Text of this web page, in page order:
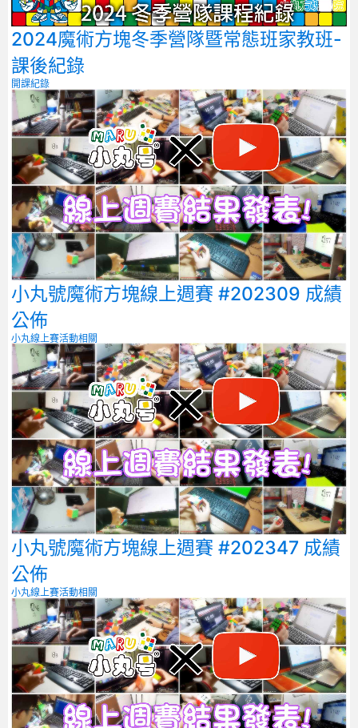
2024魔術方塊冬季營隊暨常態班家教班-
課後紀錄
開課紀錄
小丸號魔術方塊線上週賽 #202309 成績
公佈
小丸線上賽活動相關
小丸號魔術方塊線上週賽 #202347 成績
公佈
小丸線上賽活動相關